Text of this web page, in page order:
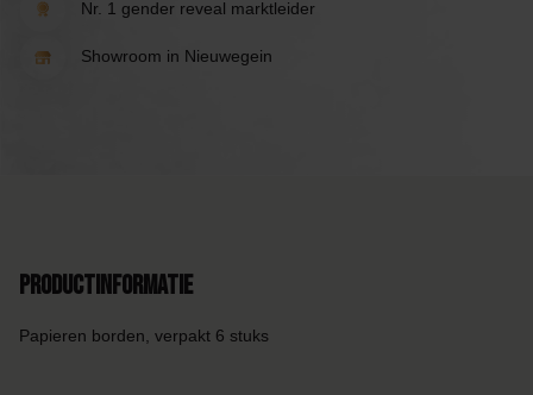
Nr. 1 gender reveal marktleider
Showroom in Nieuwegein
Productinformatie
Papieren borden, verpakt 6 stuks